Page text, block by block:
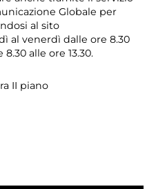
Globale per
al sito
al venerdì dalle ore 8.30
alle ore 13.30.
II piano